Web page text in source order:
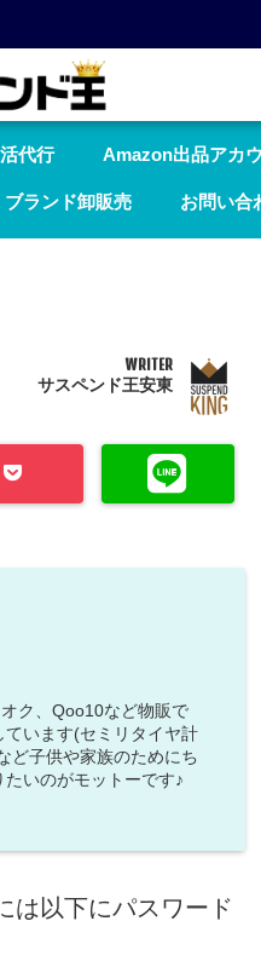
代行 Amazon出品アカ
ブランド卸販売 お問い合
WRITER
サスペンド王安東
ク、Qoo10など物販で
います(セミリタイヤ計
ど子供や家族のためにち
いのがモットーです♪
は以下にパスワード